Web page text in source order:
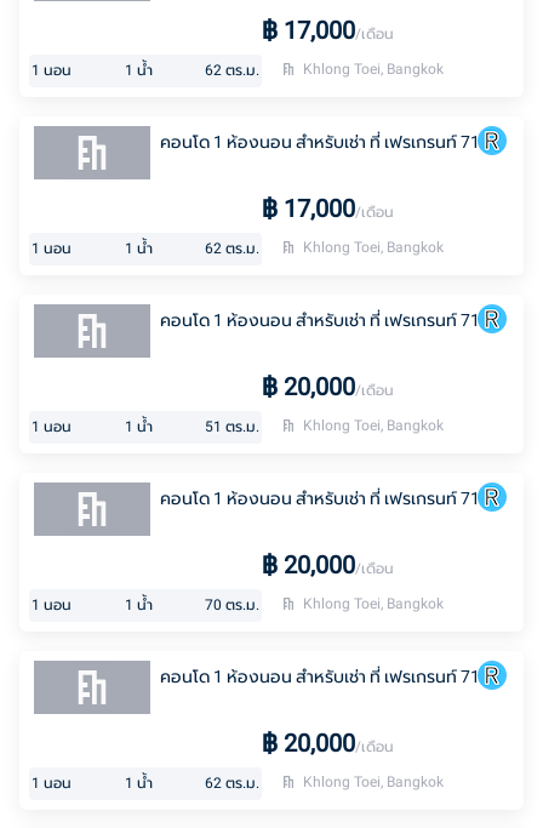
฿ 17,000/เดือน
1 นอน 1 น้ำ 62 ตร.ม. Khlong Toei, Bangkok
คอนโด 1 ห้องนอน สำหรับเช่า ที่ เฟรเกรนท์ 71
฿ 17,000/เดือน
1 นอน 1 น้ำ 62 ตร.ม. Khlong Toei, Bangkok
คอนโด 1 ห้องนอน สำหรับเช่า ที่ เฟรเกรนท์ 71
฿ 20,000/เดือน
1 นอน 1 น้ำ 51 ตร.ม. Khlong Toei, Bangkok
คอนโด 1 ห้องนอน สำหรับเช่า ที่ เฟรเกรนท์ 71
฿ 20,000/เดือน
1 นอน 1 น้ำ 70 ตร.ม. Khlong Toei, Bangkok
คอนโด 1 ห้องนอน สำหรับเช่า ที่ เฟรเกรนท์ 71
฿ 20,000/เดือน
1 นอน 1 น้ำ 62 ตร.ม. Khlong Toei, Bangkok